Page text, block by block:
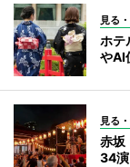
見る
ホテ
やAI
見る
赤坂
34